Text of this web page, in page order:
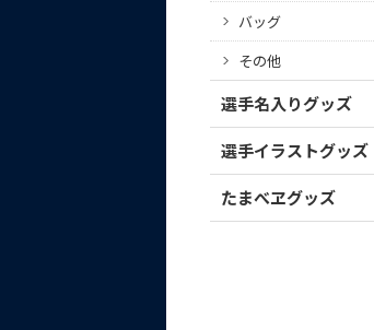
バッグ
その他
選手名入りグッズ
選手イラストグッズ
たまべヱグッズ